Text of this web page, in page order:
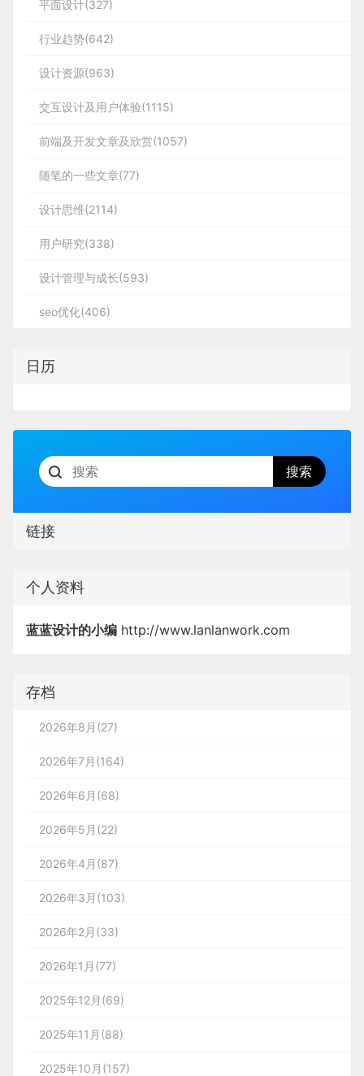
平面设计(327)
行业趋势(642)
设计资源(963)
交互设计及用户体验(1115)
前端及开发文章及欣赏(1057)
随笔的一些文章(77)
设计思维(2114)
用户研究(338)
设计管理与成长(593)
seo优化(406)
日历
链接
个人资料
蓝蓝设计的小编 http://www.lanlanwork.com
存档
2026年8月(27)
2026年7月(164)
2026年6月(68)
2026年5月(22)
2026年4月(87)
2026年3月(103)
2026年2月(33)
2026年1月(77)
2025年12月(69)
2025年11月(88)
2025年10月(157)